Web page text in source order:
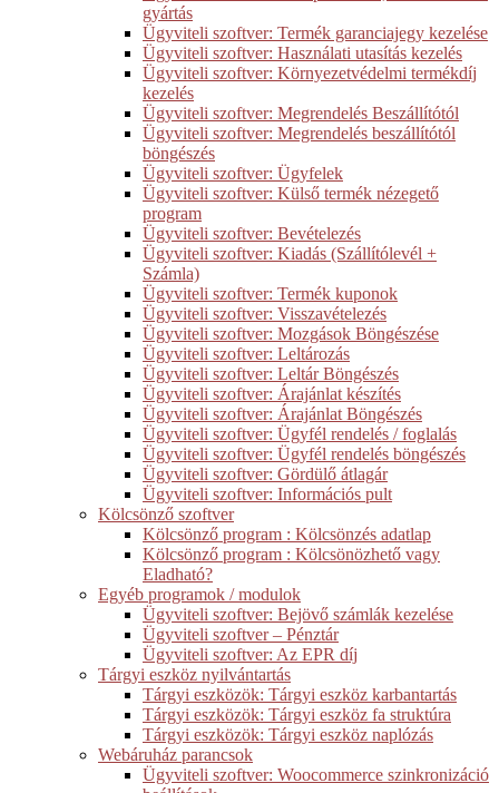
gyártás
Ügyviteli szoftver: Termék garanciajegy kezelése
Ügyviteli szoftver: Használati utasítás kezelés
Ügyviteli szoftver: Környezetvédelmi termékdíj
kezelés
Ügyviteli szoftver: Megrendelés Beszállítótól
Ügyviteli szoftver: Megrendelés beszállítótól
böngészés
Ügyviteli szoftver: Ügyfelek
Ügyviteli szoftver: Külső termék nézegető
program
Ügyviteli szoftver: Bevételezés
Ügyviteli szoftver: Kiadás (Szállítólevél +
Számla)
Ügyviteli szoftver: Termék kuponok
Ügyviteli szoftver: Visszavételezés
Ügyviteli szoftver: Mozgások Böngészése
Ügyviteli szoftver: Leltározás
Ügyviteli szoftver: Leltár Böngészés
Ügyviteli szoftver: Árajánlat készítés
Ügyviteli szoftver: Árajánlat Böngészés
Ügyviteli szoftver: Ügyfél rendelés / foglalás
Ügyviteli szoftver: Ügyfél rendelés böngészés
Ügyviteli szoftver: Gördülő átlagár
Ügyviteli szoftver: Információs pult
Kölcsönző szoftver
Kölcsönző program : Kölcsönzés adatlap
Kölcsönző program : Kölcsönözhető vagy
Eladható?
Egyéb programok / modulok
Ügyviteli szoftver: Bejövő számlák kezelése
Ügyviteli szoftver – Pénztár
Ügyviteli szoftver: Az EPR díj
Tárgyi eszköz nyilvántartás
Tárgyi eszközök: Tárgyi eszköz karbantartás
Tárgyi eszközök: Tárgyi eszköz fa struktúra
Tárgyi eszközök: Tárgyi eszköz naplózás
Webáruház parancsok
Ügyviteli szoftver: Woocommerce szinkronizáció